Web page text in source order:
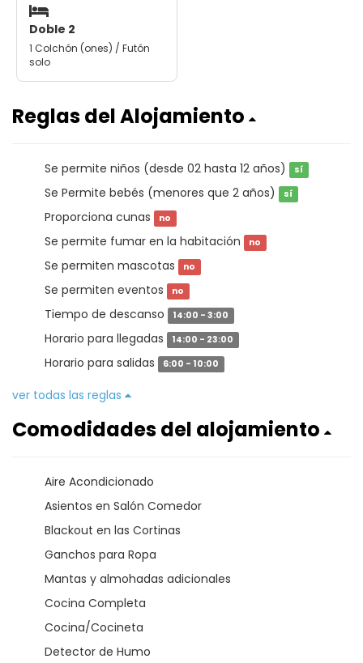
Doble 2
1 Colchón (ones) / Futón
solo
Reglas del Alojamiento
Se permite niños (desde 02 hasta 12 años) sí
Se Permite bebés (menores que 2 años) sí
Proporciona cunas no
Se permite fumar en la habitación no
Se permiten mascotas no
Se permiten eventos no
Tiempo de descanso 14:00 - 3:00
Horario para llegadas 14:00 - 23:00
Horario para salidas 6:00 - 10:00
ver todas las reglas
Comodidades del alojamiento
Aire Acondicionado
Asientos en Salón Comedor
Blackout en las Cortinas
Ganchos para Ropa
Mantas y almohadas adicionales
Cocina Completa
Cocina/Cocineta
Detector de Humo